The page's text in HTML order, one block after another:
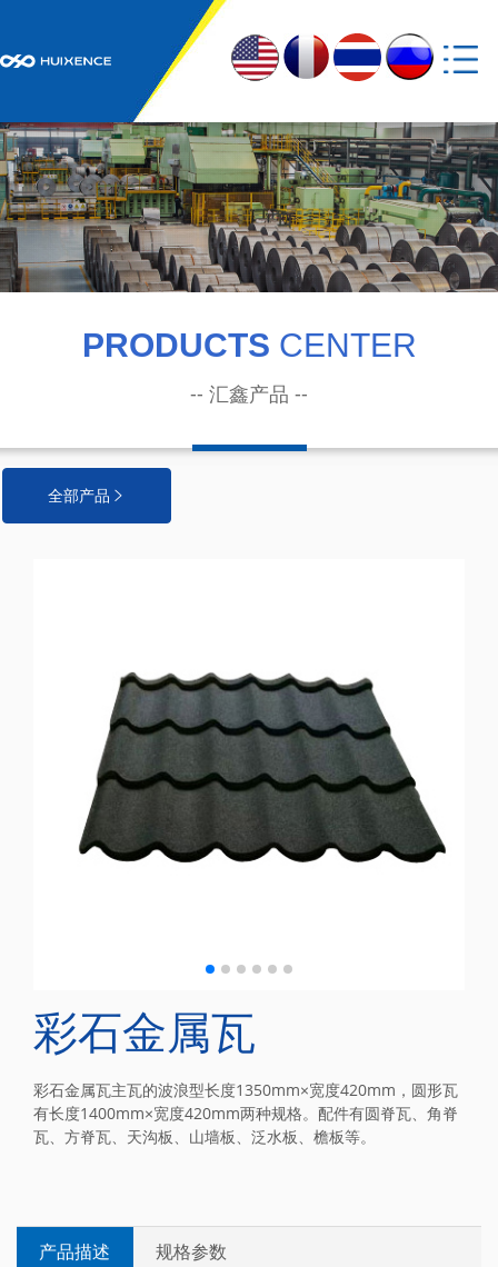
PRODUCTS CENTER
-- 汇鑫产品 --
网站首页
走进汇鑫

汇鑫产业 
汇鑫产品 
全部产品 
彩石金属瓦
彩石金属瓦主瓦的波浪型长度1350mm×宽度420mm，圆形瓦
有长度1400mm×宽度420mm两种规格。配件有圆脊瓦、角脊
瓦、方脊瓦、天沟板、山墙板、泛水板、檐板等。
 
产品描述 规格参数